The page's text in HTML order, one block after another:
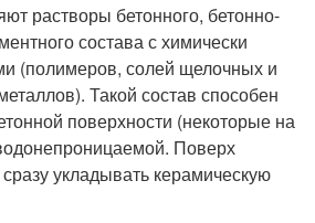
растворы бетонного, бетонно-
состава с химически
(полимеров, солей щелочных и
Такой состав способен
поверхности (некоторые на
Поверх
укладывать керамическую